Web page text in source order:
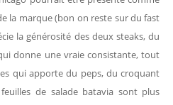
la marque (bon on reste sur du fast
la générosité des deux steaks, du
donne une vraie consistante, tout
qui apporte du peps, du croquant
de salade batavia sont plus